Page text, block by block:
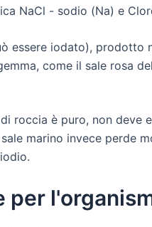
NaCl - sodio (Na) e
essere iodato), prodotto
come il sale rosa
roccia è puro, non
marino invece perde
per